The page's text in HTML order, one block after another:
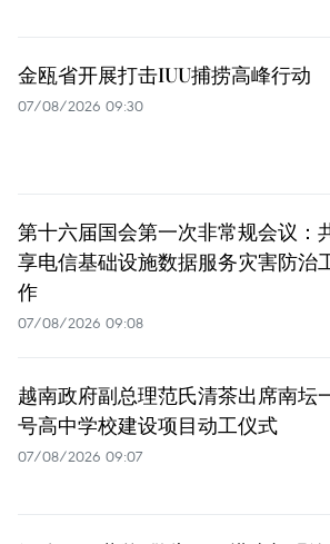
金瓯省开展打击IUU捕捞高峰行动
07/08/2026 09:30
第十六届国会第一次非常规会议：
享电信基础设施数据服务灾害防治
作
07/08/2026 09:08
越南政府副总理范氏清茶出席南坛
号高中学校建设项目动工仪式
07/08/2026 09:07